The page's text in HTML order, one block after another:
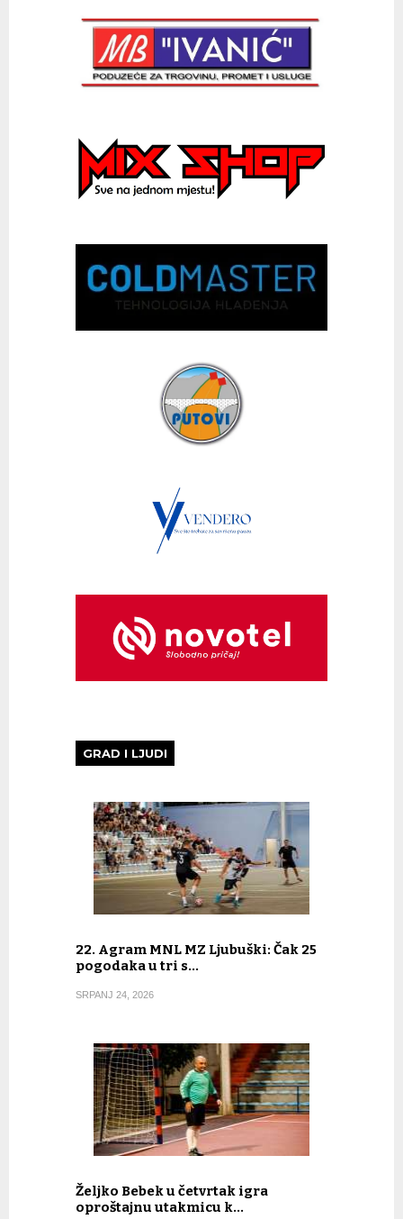
GRAD I LJUDI
22. Agram MNL MZ Ljubuški: Čak 25
pogodaka u tri s…
SRPANJ 24, 2026
Željko Bebek u četvrtak igra
oproštajnu utakmicu k…